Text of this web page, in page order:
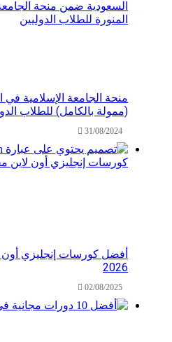
(ممولة بالكامل) للطلاب الدوليين
أفضل كورسات إنجليزي أون لاين